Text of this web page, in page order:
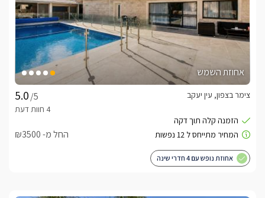
אחוזת השמש
/5
צימר בצפון, עין יעקב
החל מ- ₪3500
אחוזת נופש עם 4 חדרי שינה